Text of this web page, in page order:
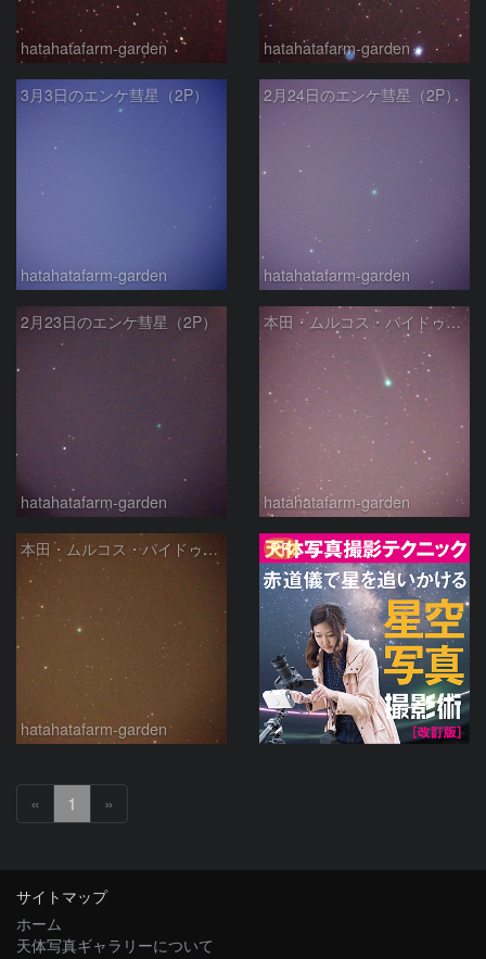
hatahatafarm-garden hatahatafarm-garden
3月3日のエンケ彗星（2P）
hatahatafarm-garden
2月24日のエンケ彗星（2P）
hatahatafarm-garden
2月23日のエンケ彗星（2P）
hatahatafarm-garden
本田・ムルコス・パイドゥシャーコヴァー彗星
hatahatafarm-garden
本田・ムルコス・パイドゥシャーコヴァー彗星
hatahatafarm-garden
PR
« 1 »
サイトマップ
ホーム
天体写真ギャラリーについて